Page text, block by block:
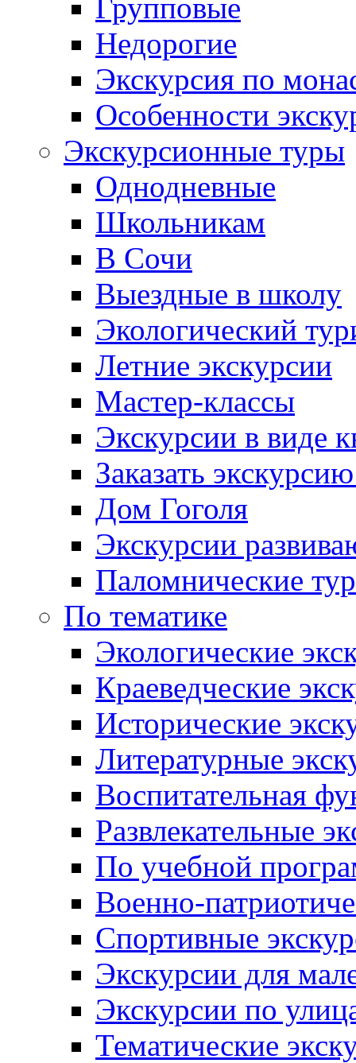
Групповые
Недорогие
Экскурсия по
Особенности
Экскурсионные туры
Однодневные
Школьникам
В Сочи
Выездные в школу
Экологический
Летние экскурсии
Мастер-классы
Экскурсии в виде
Заказать
Дом Гоголя
Экскурсии
Паломнические
По тематике
Экологические
Краеведческие
Исторические
Литературные
Воспитательная
Развлекательные
По учебной
Военно-
Спортивные
Экскурсии для
Экскурсии по
Тематические